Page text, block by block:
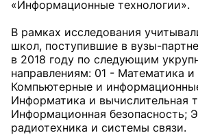
«Информационные технологии».
В рамках исследования
школ, поступившие в вузы-
в 2018 году по следующим
направлениям: 01 - Математика и
Компьютерные и
Информатика и вычислительная
Информационная безопасность;
радиотехника и системы связи.